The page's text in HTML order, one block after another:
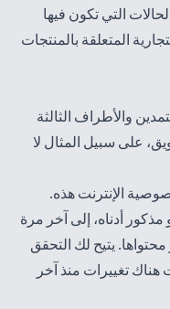
التي تكون فيها
المتعلقة بالمنتجات
والأطراف الثالثة
على سبيل المثال لا
الإنترنت هذه.
أدناه، إلى آخر مرة
يتيح لك التحقق
هناك تغييرات منذ آخر